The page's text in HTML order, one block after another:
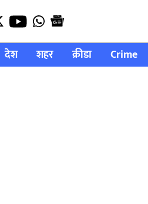
देश शहर क्रीडा Crime